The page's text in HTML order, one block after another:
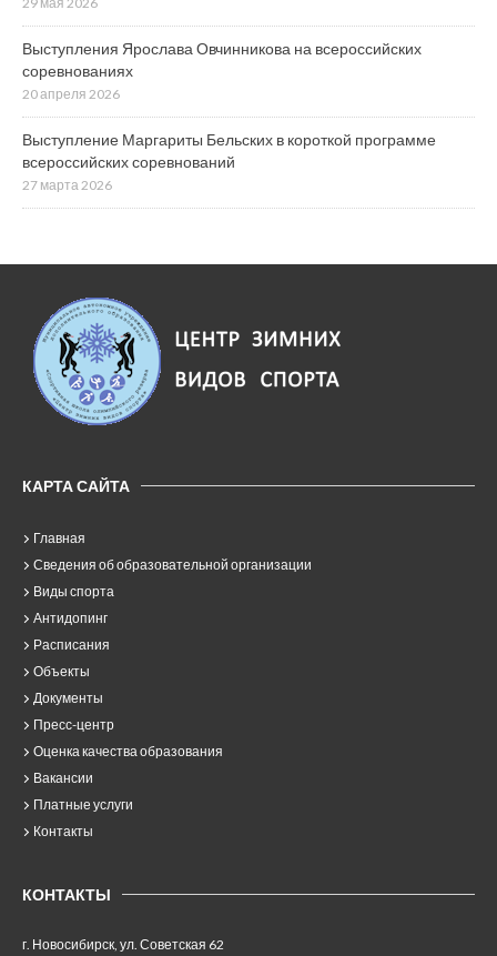
Выступления Ярослава Овчинникова на всероссийских
соревнованиях
20 апреля 2026
Выступление Маргариты Бельских в короткой программе
всероссийских соревнований
27 марта 2026
КАРТА САЙТА
Главная
Сведения об образовательной организации
Виды спорта
Антидопинг
Расписания
Объекты
Документы
Пресс-центр
Оценка качества образования
Вакансии
Платные услуги
Контакты
КОНТАКТЫ
г. Новосибирск, ул. Советская 62